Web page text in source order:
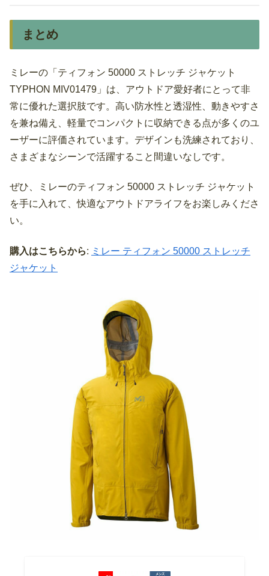
まとめ
ミレーの「ティフォン 50000 ストレッチ ジャケット
TYPHON MIV01479」は、アウトドア愛好者にとって非
常に優れた選択肢です。高い防水性と透湿性、動きやすさ
を兼ね備え、軽量でコンパクトに収納できる点が多くのユ
ーザーに評価されています。デザインも洗練されており、
さまざまなシーンで活躍すること間違いなしです。
ぜひ、ミレーのティフォン 50000 ストレッチ ジャケット
を手に入れて、快適なアウトドアライフをお楽しみくださ
い。
購入はこちらから: ミレー ティフォン 50000 ストレッチ
ジャケット